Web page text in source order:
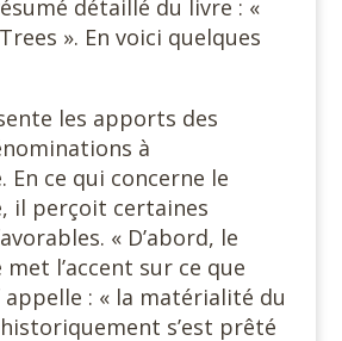
détaillé du livre : «
». En voici quelques
les apports des
à
En ce qui concerne le
il perçoit certaines
« D’abord, le
l’accent sur ce que
: « la matérialité du
s’est prêté